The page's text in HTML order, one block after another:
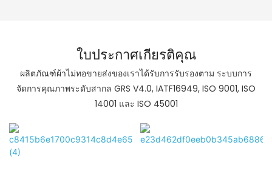
การออกแบบที่เป็นเอกลักษณ์ทำให้ Yuzhimu ชื่นชอบ ซึ่งใช้
สำหรับพรมรถยนต์แบบกระจุก กระเบื้องพรมระดับพรีเมียม
และพรมปูพื้นรถยนต์
ใบประกาศเกียรติคุณ
ผลิตภัณฑ์ผ้าไม่ทอขายส่งของเราได้รับการรับรองตาม ระบบการ
จัดการคุณภาพระดับสากล GRS V4.0, IATF16949, ISO 9001, ISO
14001 และ ISO 45001